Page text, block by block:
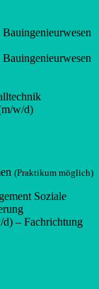
w/d)
(Praktikum möglich)
Soziale
d) – Fachrichtung